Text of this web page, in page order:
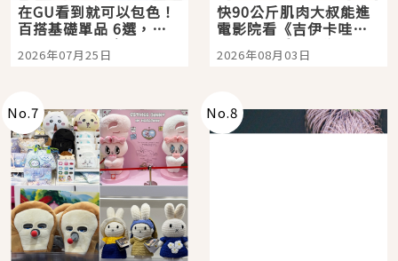
在GU看到就可以包色！
百搭基礎單品 6選，閉
眼全收也不心疼
2026年07月25日
快90公斤肌肉大叔能進
電影院看《吉伊卡哇》
嗎？日本重金屬樂團
「打首」會長與nagano
2026年08月03日
No.7 No.8